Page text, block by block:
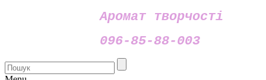
Аромат творчості
096-85-88-003